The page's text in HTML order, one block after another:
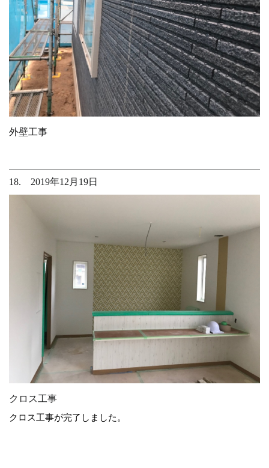
外壁工事
18. 2019年12月19日
クロス工事
クロス工事が完了しました。